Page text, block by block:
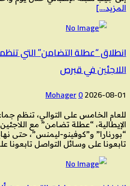
المزيد….]
انطلاق “عطلة التضامن” التي
اللاجئين في قبرص
2026-08-01
Mohager0
للعام الخامس على التوالي، تنظم
الإيطالية، “عطلة تضامن” مع
“بورنارا” و”كوفينو-ليمنس”،
تابعونا على وسائل التواصل تابعونا